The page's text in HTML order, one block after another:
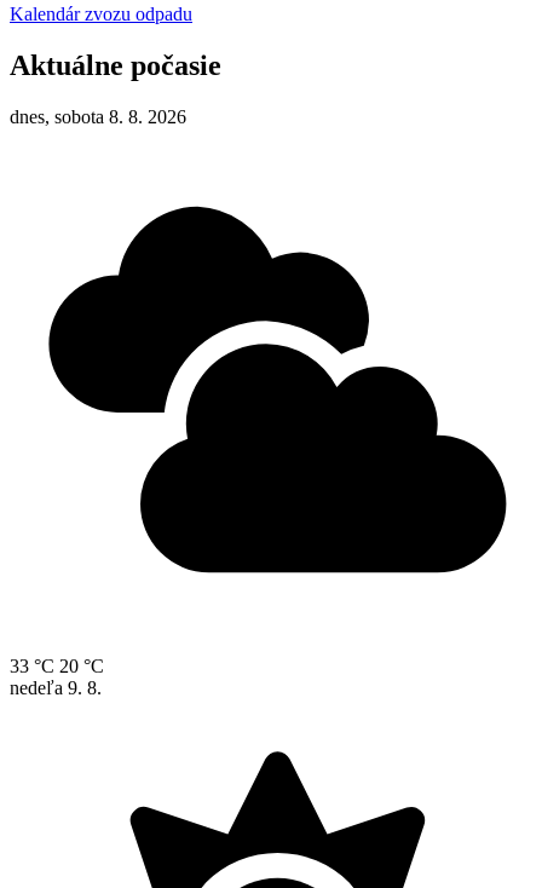
Kalendár zvozu odpadu
Aktuálne počasie
dnes, sobota 8. 8. 2026
33 °C 20 °C
nedeľa 9. 8.